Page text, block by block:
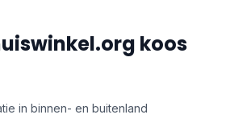
koos
in binnen- en buitenland